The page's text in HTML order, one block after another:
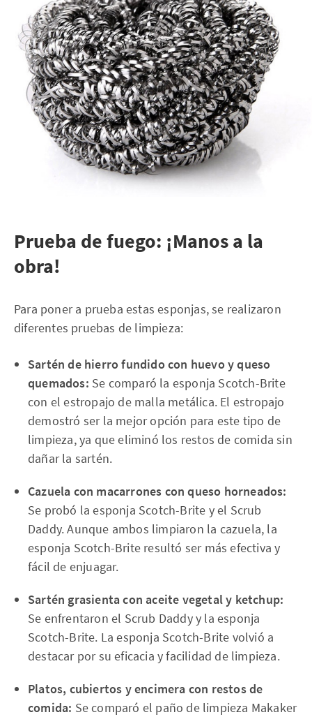
Prueba de fuego: ¡Manos a la
obra!
Para poner a prueba estas esponjas, se realizaron
diferentes pruebas de limpieza:
Sartén de hierro fundido con huevo y queso
quemados: Se comparó la esponja Scotch-Brite
con el estropajo de malla metálica. El estropajo
demostró ser la mejor opción para este tipo de
limpieza, ya que eliminó los restos de comida sin
dañar la sartén.
Cazuela con macarrones con queso horneados:
Se probó la esponja Scotch-Brite y el Scrub
Daddy. Aunque ambos limpiaron la cazuela, la
esponja Scotch-Brite resultó ser más efectiva y
fácil de enjuagar.
Sartén grasienta con aceite vegetal y ketchup:
Se enfrentaron el Scrub Daddy y la esponja
Scotch-Brite. La esponja Scotch-Brite volvió a
destacar por su eficacia y facilidad de limpieza.
Platos, cubiertos y encimera con restos de
comida: Se comparó el paño de limpieza Makaker